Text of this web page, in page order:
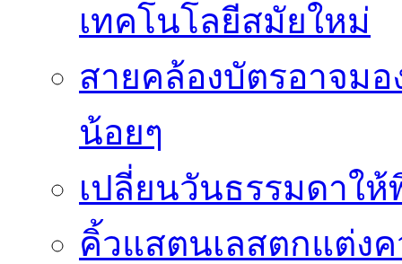
เทคโนโลยีสมัยใหม่
สายคล้องบัตรอาจมอ
น้อยๆ
เปลี่ยนวันธรรมดาใ
คิ้วแสตนเลสตกแต่ง